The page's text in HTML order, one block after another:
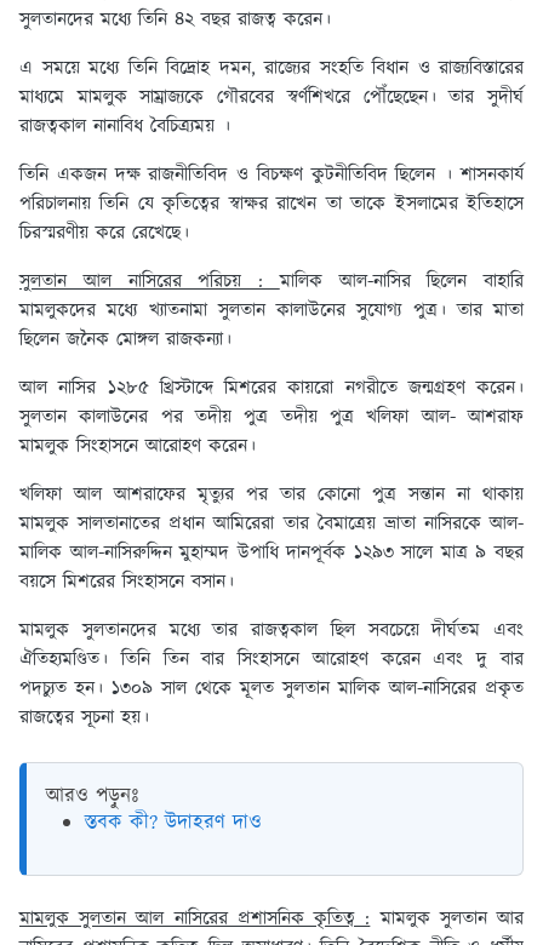
সুলতানদের মধ্যে তিনি ৪২ বছর রাজত্ব করেন।
এ সময়ে মধ্যে তিনি বিদ্রোহ দমন, রাজ্যের সংহতি বিধান ও রাজ্যবিস্তারের
মাধ্যমে মামলুক সাম্রাজ্যকে গৌরবের স্বর্ণশিখরে পৌঁছেছেন। তার সুদীর্ঘ
রাজত্বকাল নানাবিধ বৈচিত্র্যময় ।
তিনি একজন দক্ষ রাজনীতিবিদ ও বিচক্ষণ কুটনীতিবিদ ছিলেন । শাসনকার্য
পরিচালনায় তিনি যে কৃতিত্বের স্বাক্ষর রাখেন তা তাকে ইসলামের ইতিহাসে
চিরস্মরণীয় করে রেখেছে।
সুলতান আল নাসিরের পরিচয় :মালিক আল-নাসির ছিলেন বাহারি
মামলুকদের মধ্যে খ্যাতনামা সুলতান কালাউনের সুযোগ্য পুত্র। তার মাতা
ছিলেন জনৈক মোঙ্গল রাজকন্যা।
আল নাসির ১২৮৫ খ্রিস্টাব্দে মিশরের কায়রো নগরীতে জন্মগ্রহণ করেন।
সুলতান কালাউনের পর তদীয় পুত্র তদীয় পুত্র খলিফা আল- আশরাফ
মামলুক সিংহাসনে আরোহণ করেন।
খলিফা আল আশরাফের মৃত্যুর পর তার কোনো পুত্র সন্তান না থাকায়
মামলুক সালতানাতের প্রধান আমিরেরা তার বৈমাত্রেয় ভ্রাতা নাসিরকে আল-
মালিক আল-নাসিরুদ্দিন মুহাম্মদ উপাধি দানপূর্বক ১২৯৩ সালে মাত্র ৯ বছর
বয়সে মিশরের সিংহাসনে বসান।
মামলুক সুলতানদের মধ্যে তার রাজত্বকাল ছিল সবচেয়ে দীর্ঘতম এবং
ঐতিহ্যমণ্ডিত। তিনি তিন বার সিংহাসনে আরোহণ করেন এবং দু বার
পদচ্যুত হন। ১৩০৯ সাল থেকে মূলত সুলতান মালিক আল-নাসিরের প্রকৃত
রাজত্বের সূচনা হয়।
আরও পড়ুনঃ
স্তবক কী? উদাহরণ দাও
মামলুক সুলতান আল নাসিরের প্রশাসনিক কৃতিত্ব :মামলুক সুলতান আর